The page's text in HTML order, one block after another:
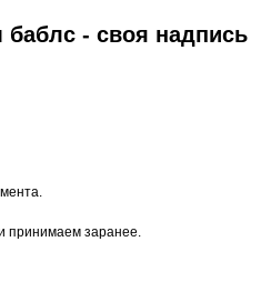
- своя надпись
принимаем заранее.